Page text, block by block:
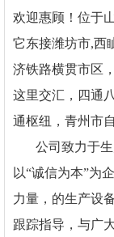
欢迎惠顾！位于
它东接潍坊市,西
济铁路横贯市区
这里交汇，四通
通枢纽，青州市
公司致力于生
以“诚信为本”为
力量，的生产设
跟踪指导，与广